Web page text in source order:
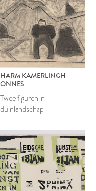
HARM KAMERLINGH
ONNES
Twee figuren in
duinlandschap